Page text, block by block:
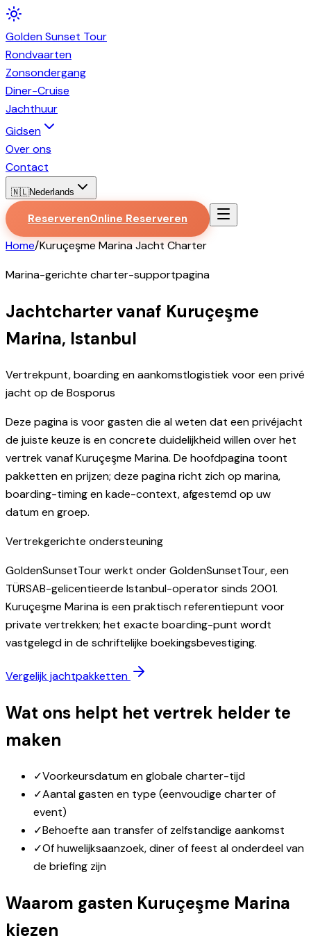
GoldenSunset Tour
Rondvaarten
Zonsondergang
Diner-Cruise
Jachthuur
Gidsen
Over ons
Contact
🇳🇱Nederlands
ReserverenOnline Reserveren
Home/Kuruçeşme Marina Jacht Charter
Marina-gerichte charter-supportpagina
Jachtcharter vanaf Kuruçeşme
Marina, Istanbul
Vertrekpunt, boarding en aankomstlogistiek voor een privé
jacht op de Bosporus
Deze pagina is voor gasten die al weten dat een privéjacht
de juiste keuze is en concrete duidelijkheid willen over het
vertrek vanaf Kuruçeşme Marina. De hoofdpagina toont
pakketten en prijzen; deze pagina richt zich op marina,
boarding-timing en kade-context, afgestemd op uw
datum en groep.
Vertrekgerichte ondersteuning
GoldenSunsetTour werkt onder GoldenSunsetTour, een
TÜRSAB-gelicentieerde Istanbul-operator sinds 2001.
Kuruçeşme Marina is een praktisch referentiepunt voor
private vertrekken; het exacte boarding-punt wordt
vastgelegd in de schriftelijke boekingsbevestiging.
Vergelijk jachtpakketten
Wat ons helpt het vertrek helder te
maken
✓Voorkeursdatum en globale charter-tijd
✓Aantal gasten en type (eenvoudige charter of
event)
✓Behoefte aan transfer of zelfstandige aankomst
✓Of huwelijksaanzoek, diner of feest al onderdeel van
de briefing zijn
Waarom gasten Kuruçeşme Marina
kiezen